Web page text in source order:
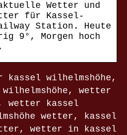
Wetter und
für Kassel-
Station. Heute
9°, Morgen hoch
kassel wilhelmshöhe,
wetter
wetter kassel
wetter, kassel
wetter in kassel